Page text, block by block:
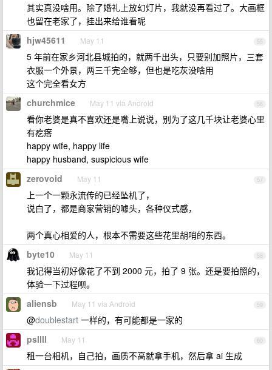
其实真没啥用。除了婚礼上放幻灯片，我就没再看过了。大画框
也留在老家了，挂出来给谁看呢
55
hjw45611 May 11
5 年前在家乡河北县城拍的，就两千出头，只要别加照片，三套
衣服一个外景，两三千完全够，但也是吃灰没啥用
这个完全看女方
56
churchmice May 11 via Android
看你老婆是真不喜欢还是嘴上说说，别为了这几千块让老婆心里
有疙瘩
happy wife, happy life
happy husband, suspicious wife
57
zerovoid May 11
上一个一颗永流传的已经坠机了，
说白了，都是商家营销的噱头，各种仪式感，
两个真心相爱的人，根本不需要这些花里胡哨的东西。
58
byte10 May 11
我记得当初好像花了不到 2000 元，拍了 9 张。还是要拍照的，
体验一下过程呗。
59
aliensb May 11 via Android
@doublestart 一样的，有可能都是一家的
60
psllll May 11
租一台相机，自己拍，画质不高就拿手机，然后拿 ai 生成